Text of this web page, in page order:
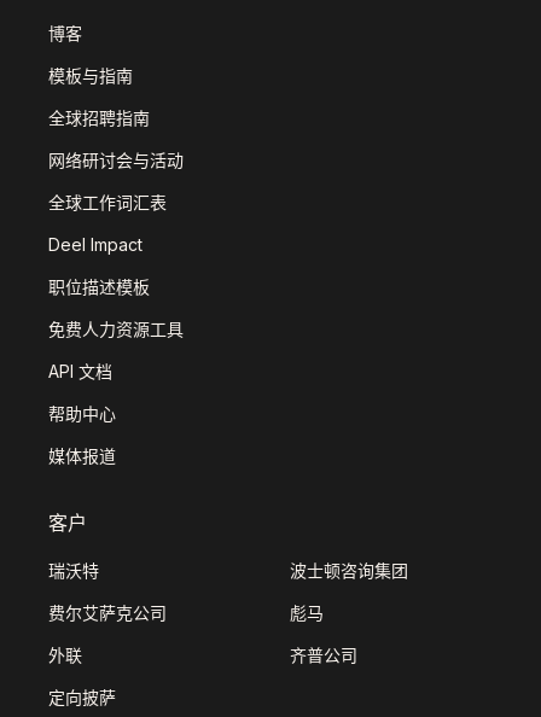
博客
模板与指南
全球招聘指南
网络研讨会与活动
全球工作词汇表
Deel Impact
职位描述模板
免费人力资源工具
API 文档
帮助中心
媒体报道
客户
瑞沃特 波士顿咨询集团
费尔艾萨克公司 彪马
外联 齐普公司
定向披萨